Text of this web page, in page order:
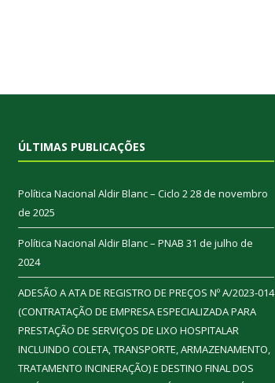
ÚLTIMAS PUBLICAÇÕES
Política Nacional Aldir Blanc – Ciclo 228 de novembro
de 2025
Política Nacional Aldir Blanc – PNAB 31 de julho de
2024
ADESÃO A ATA DE REGISTRO DE PREÇOS Nº A/2023-014
(CONTRATAÇÃO DE EMPRESA ESPECIALIZADA PARA
PRESTAÇÃO DE SERVIÇOS DE LIXO HOSPITALAR
INCLUINDO COLETA, TRANSPORTE, ARMAZENAMENTO,
TRATAMENTO INCINERAÇÃO) E DESTINO FINAL DOS